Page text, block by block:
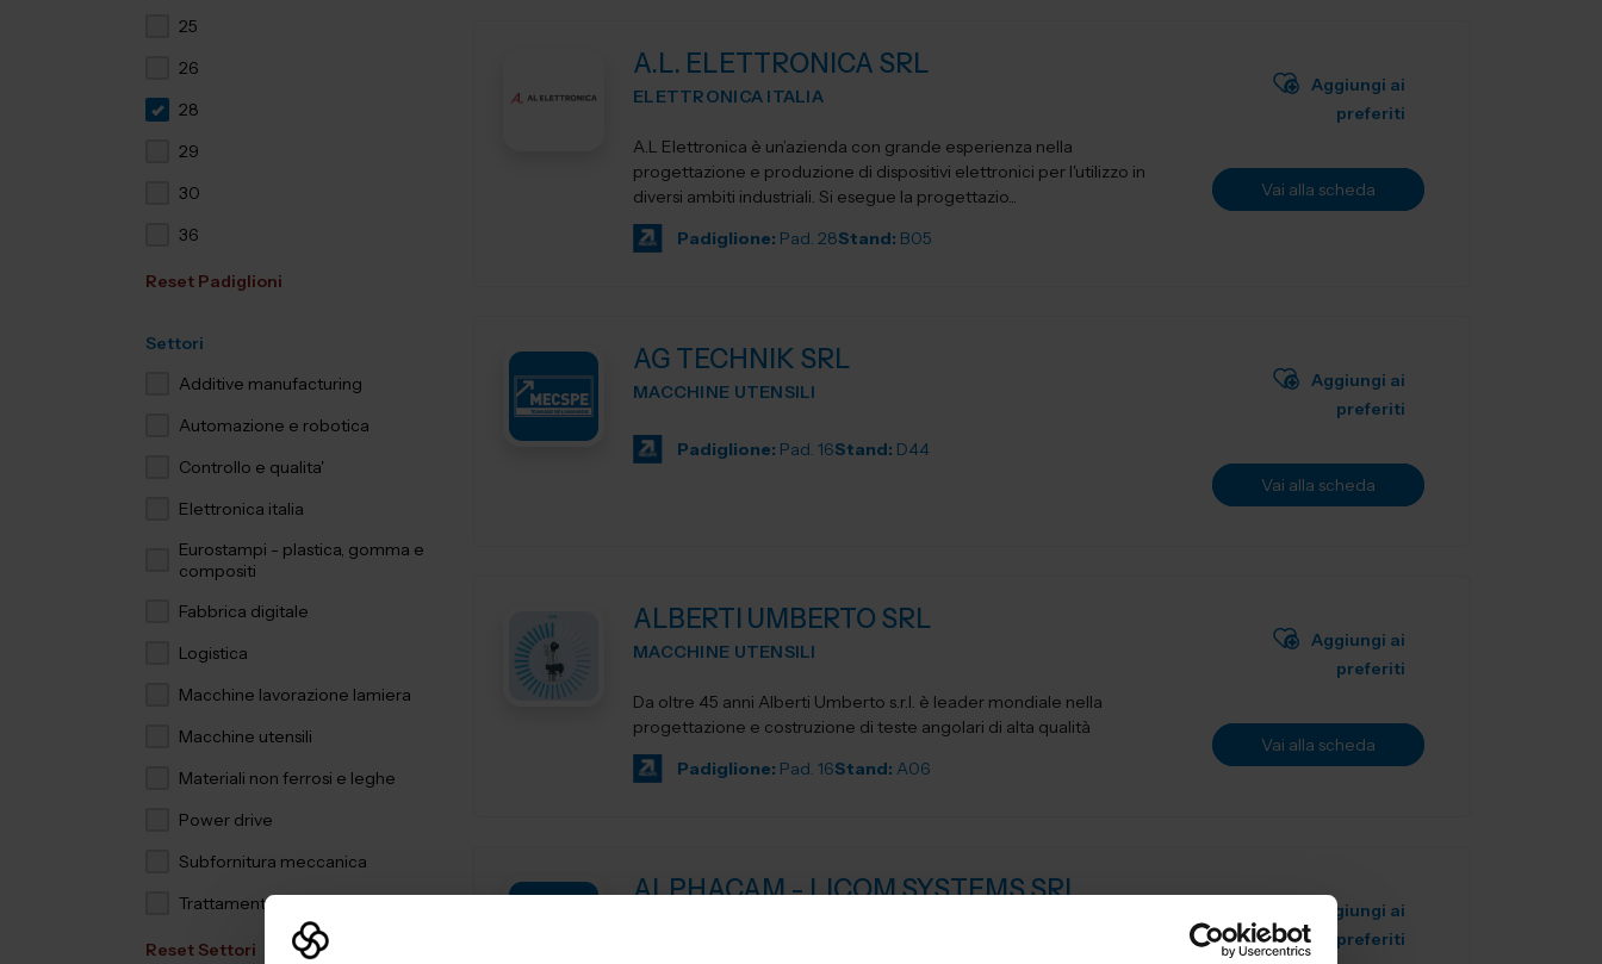
25
26
28
29
30
36
Reset Padiglioni
Settori
Additive manufacturing
Automazione e robotica
Controllo e qualita'
Elettronica italia
Eurostampi - plastica, gomma e
compositi
Fabbrica digitale
Logistica
Macchine lavorazione lamiera
Macchine utensili
Materiali non ferrosi e leghe
Power drive
Subfornitura meccanica
Trattamenti e finiture
Reset Settori
A.L. ELETTRONICA SRL
ELETTRONICA ITALIA
A.L Elettronica è un’azienda con grande esperienza nella
progettazione e produzione di dispositivi elettronici per l'utilizzo in
diversi ambiti industriali. Si esegue la progettazio...
Padiglione: Pad. 28Stand: B05
Aggiungi ai
preferiti
Vai alla scheda
AG TECHNIK SRL
MACCHINE UTENSILI
Padiglione: Pad. 16Stand: D44
Aggiungi ai
preferiti
Vai alla scheda
ALBERTI UMBERTO SRL
MACCHINE UTENSILI
Da oltre 45 anni Alberti Umberto s.r.l. è leader mondiale nella
progettazione e costruzione di teste angolari di alta qualità
Padiglione: Pad. 16Stand: A06
Aggiungi ai
preferiti
Vai alla scheda
ALPHACAM - LICOM SYSTEMS SRL
Aggiungi ai
preferiti